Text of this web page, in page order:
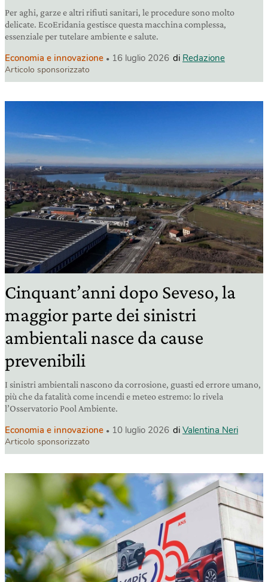
Per aghi, garze e altri rifiuti sanitari, le procedure sono molto
delicate. EcoEridania gestisce questa macchina complessa,
essenziale per tutelare ambiente e salute.
Economia e innovazione 16 luglio 2026 di Redazione
Articolo sponsorizzato
Cinquant’anni dopo Seveso, la
maggior parte dei sinistri
ambientali nasce da cause
prevenibili
I sinistri ambientali nascono da corrosione, guasti ed errore umano,
più che da fatalità come incendi e meteo estremo: lo rivela
l’Osservatorio Pool Ambiente.
Economia e innovazione 10 luglio 2026 di Valentina Neri
Articolo sponsorizzato